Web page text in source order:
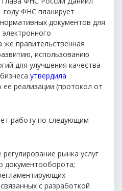
году ФНС планирует
документов для
правительственная
использованию
для улучшения качества
утвердила
реализации (протокол от
работу по следующим
рынка услуг
документооборота;
с разработкой